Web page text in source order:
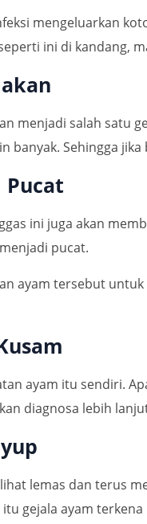
mengeluarkan
ini di kandang,
menjadi salah satu
banyak. Sehingga
Pucat
ini juga akan
pucat.
ayam tersebut
ayam itu sendiri.
diagnosa lebih
lemas dan terus
gejala ayam